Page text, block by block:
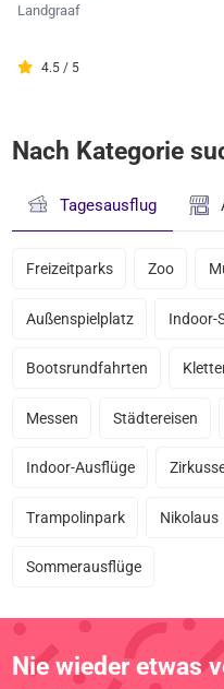
Landgraaf
4.5 / 5
Nach Kategorie
Tagesausflug
Freizeitparks Zoo
Außenspielplatz Indoor-
Bootsrundfahrten
Messen Städtereisen
Indoor-Ausflüge
Trampolinpark Nikolaus
Sommerausflüge
Nie wieder etwas